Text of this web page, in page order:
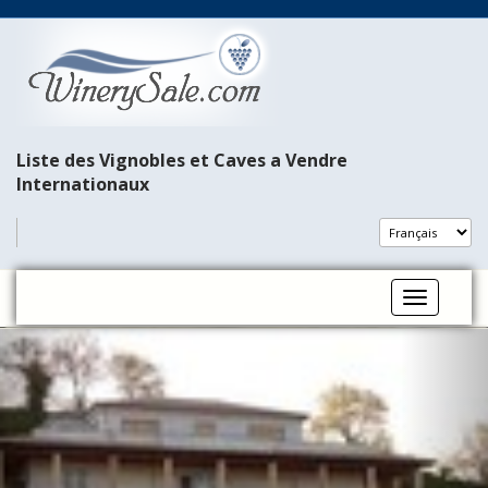
Liste des Vignobles et Caves a Vendre
Internationaux​
Toggle
P
r
e
v
i
N